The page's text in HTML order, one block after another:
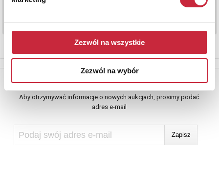
Zezwól na wszystkie
Zezwól na wybór
Newsletter
Aby otrzymywać informacje o nowych aukcjach, prosimy podać
adres e-mail